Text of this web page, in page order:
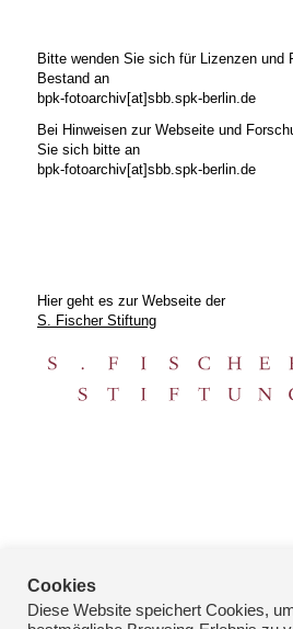
Bitte wenden Sie sich für Lizenzen und
Bestand an
bpk-fotoarchiv[at]sbb.spk-berlin.de
Bei Hinweisen zur Webseite und
Sie sich bitte an
bpk-fotoarchiv[at]sbb.spk-berlin.de
Hier geht es zur Webseite der
S. Fischer Stiftung
Cookies
Diese Website speichert Cookies,